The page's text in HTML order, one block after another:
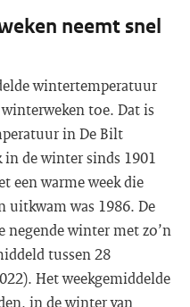
neemt snel
wintertemperatuur
toe. Dat is
in De Bilt
in de winter sinds 1901
een warme week die
uitkwam was 1986. De
winter met zo’n
tussen 28
Het weekgemiddelde
in de winter van